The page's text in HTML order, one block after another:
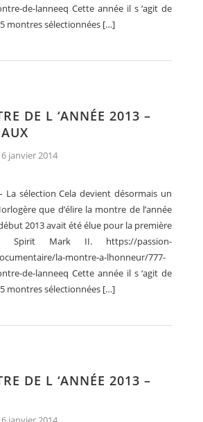
de-lanneeq Cette année il s ‘agit de
montres sélectionnées […]
DE L ‘ANNÉE 2013 –
6 janvier 2014
La sélection Cela devient désormais un
que d’élire la montre de l’année
2013 avait été élue pour la première
Spirit Mark II. https://passion-
la-montre-a-lhonneur/777-
de-lanneeq Cette année il s ‘agit de
montres sélectionnées […]
DE L ‘ANNÉE 2013 –